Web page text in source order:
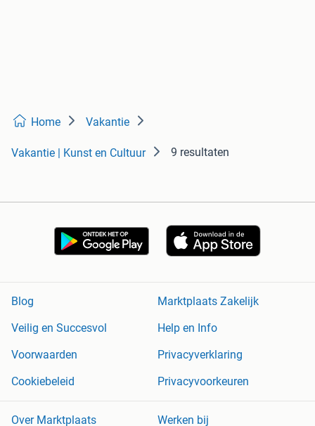
Home Vakantie
Vakantie | Kunst en Cultuur 9 resultaten
Blog
Marktplaats Zakelijk
Veilig en Succesvol
Help en Info
Voorwaarden
Privacyverklaring
Cookiebeleid
Privacyvoorkeuren
Over Marktplaats Werken bij